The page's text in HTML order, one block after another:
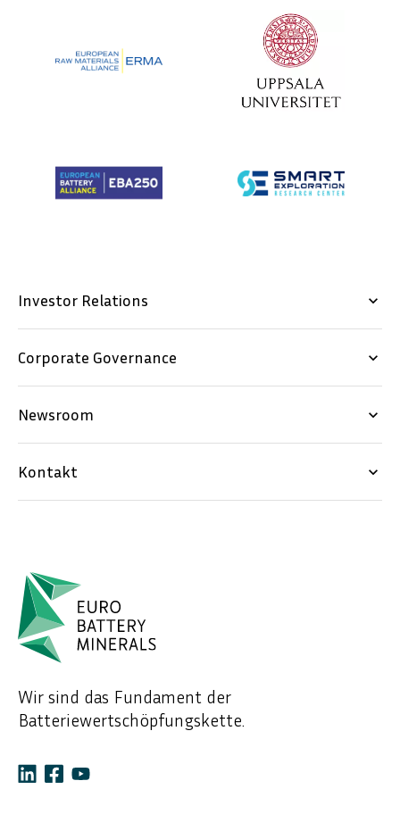
Investor Relations keyboard_arrow_down
Corporate Governance keyboard_arrow_down
Newsroom keyboard_arrow_down
Kontakt keyboard_arrow_down
Wir sind das Fundament der
Batteriewertschöpfungskette.